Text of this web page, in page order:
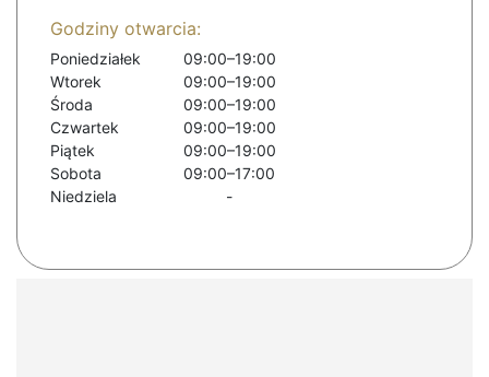
Godziny otwarcia:
Poniedziałek
09:00–19:00
Wtorek
09:00–19:00
Środa
09:00–19:00
Czwartek
09:00–19:00
Piątek
09:00–19:00
Sobota
09:00–17:00
Niedziela
-